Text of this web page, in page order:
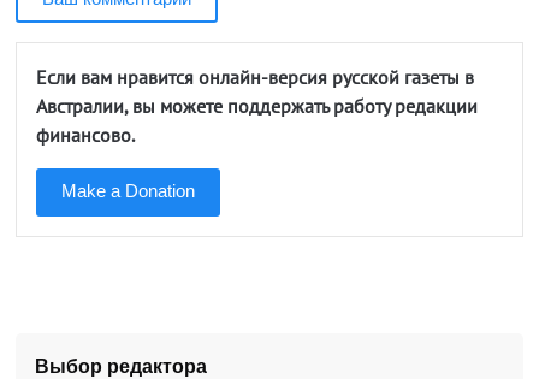
Если вам нравится онлайн-версия русской газеты в
Австралии, вы можете поддержать работу редакции
финансово.
Make a Donation
Выбор редактора